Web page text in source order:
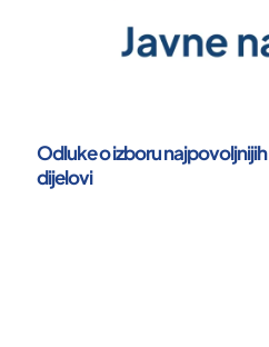
Odluke o izboru
dijelovi